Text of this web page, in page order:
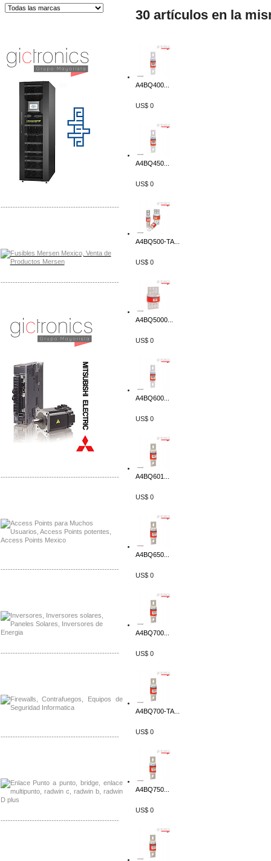
-------------------------------------------------
-------------------------------------------------
-------------------------------------------------
-------------------------------------------------
-------------------------------------------------
-------------------------------------------------
-------------------------------------------------
30 artículos en la
A4BQ400...
US$ 0
A4BQ450...
US$ 0
A4BQ500-TA...
US$ 0
A4BQ5000...
US$ 0
A4BQ600...
US$ 0
A4BQ601...
US$ 0
A4BQ650...
US$ 0
A4BQ700...
US$ 0
A4BQ700-TA...
US$ 0
A4BQ750...
US$ 0